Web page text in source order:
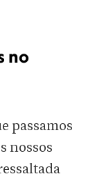
no
passamos
nossos